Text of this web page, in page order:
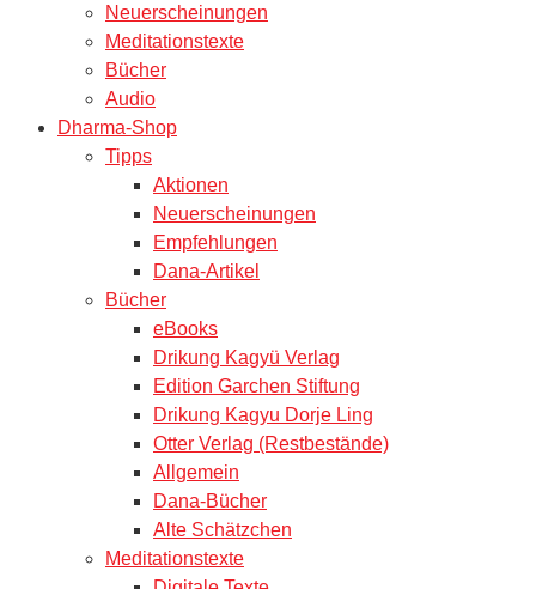
Neuerscheinungen
Meditationstexte
Bücher
Audio
Dharma-Shop
Tipps
Aktionen
Neuerscheinungen
Empfehlungen
Dana-Artikel
Bücher
eBooks
Drikung Kagyü Verlag
Edition Garchen Stiftung
Drikung Kagyu Dorje Ling
Otter Verlag (Restbestände)
Allgemein
Dana-Bücher
Alte Schätzchen
Meditationstexte